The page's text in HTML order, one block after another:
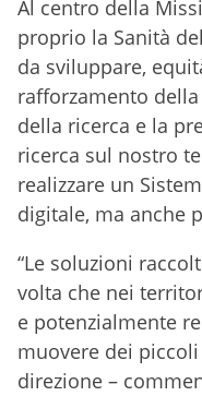
Al centro della
proprio la Sanità
da sviluppare,
rafforzamento
della ricerca e la
ricerca sul nostro
realizzare un
digitale, ma anche
“Le soluzioni
volta che nei
e potenzialmente
muovere dei
direzione –